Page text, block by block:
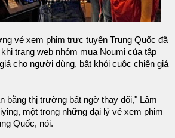
vé xem phim trực tuyến Trung Quốc đã
trang web nhóm mua Noumi của tập
cho người dùng, bật khỏi cuộc chiến giá
bằng thị trường bất ngờ thay đổi," Lâm
một trong những đại lý vé xem phim
Quốc, nói.